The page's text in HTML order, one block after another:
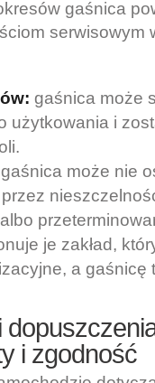
gaśnica
serwisowym
gaśnica może
użytkowania i
gaśnica może nie
je zakład,
a gaśnicę
i zgodność